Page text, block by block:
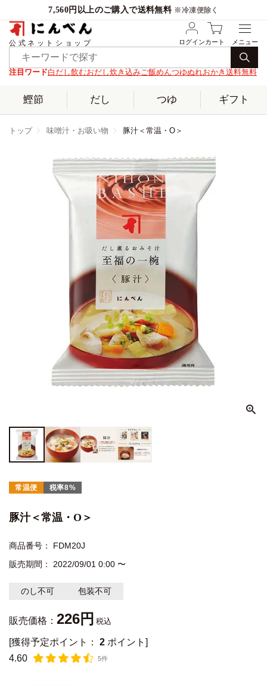
7,560円以上のご購入で送料無料 ※冷凍便除く
公式ネットショップ ログインカート
注目ワード白だし飲むおだし炊き込みご飯めんつゆぬれおかき 送料無料
鰹節 だし つゆ ギフト
トップ 味噌汁・お吸い物 豚汁＜常温・O＞
常温便 税率8%
豚汁＜常温・O＞
商品番号
FDM20J
販売期間
2022/09/01 0:00 〜
のし不可 包装不可
販売価格： 226 税込
[獲得予定ポイント： 2 ポイント]
4.60
5件